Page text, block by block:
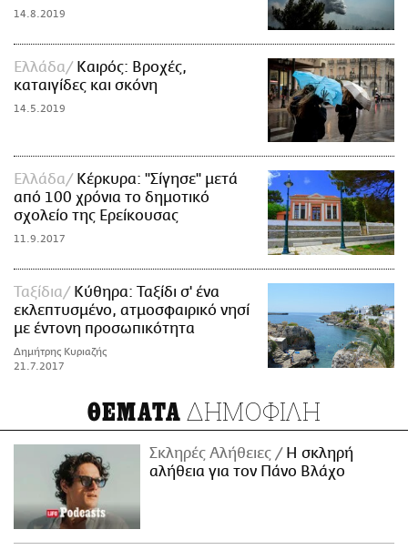
14.8.2019
Ελλάδα
Καιρός: Βροχές,
καταιγίδες και σκόνη
14.5.2019
Ελλάδα
Κέρκυρα: "Σίγησε" μετά
από 100 χρόνια το δημοτικό
σχολείο της Ερείκουσας
11.9.2017
Ταξίδια
Κύθηρα: Ταξίδι σ' ένα
εκλεπτυσμένο, ατμοσφαιρικό νησί
με έντονη προσωπικότητα
Δημήτρης Κυριαζής
21.7.2017
ΘΕΜΑΤΑ ΔΗΜΟΦΙΛΗ
Σκληρές Αλήθειες
H σκληρή
αλήθεια για τον Πάνο Βλάχο